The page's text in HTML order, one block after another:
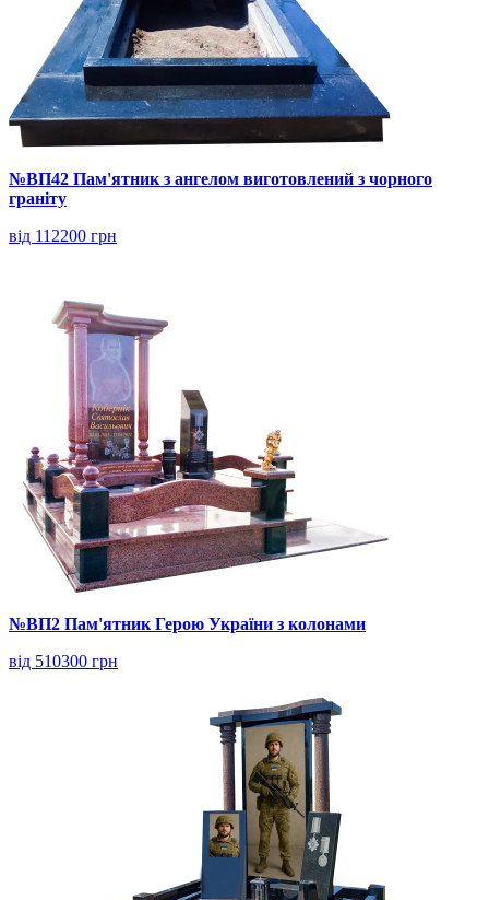
№ВП42 Пам'ятник з ангелом виготовлений з чорного
граніту
від 112200 грн
№ВП2 Пам'ятник Герою України з колонами
від 510300 грн